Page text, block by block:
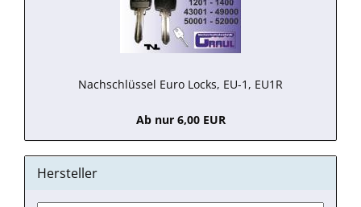
Nachschlüssel Euro Locks, EU-1, EU1R
Ab nur 6,00 EUR
Hersteller